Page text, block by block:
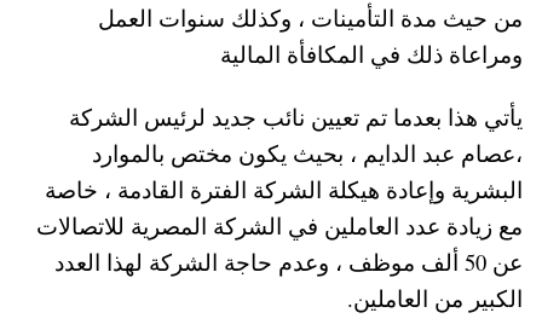
من حيث مدة التأمينات ، وكذلك سنوات العمل
ومراعاة ذلك في المكافأة المالية
يأتي هذا بعدما تم تعيين نائب جديد لرئيس الشركة
،عصام عبد الدايم ، بحيث يكون مختص بالموارد
البشرية وإعادة هيكلة الشركة الفترة القادمة ، خاصة
مع زيادة عدد العاملين في الشركة المصرية للاتصالات
عن 50 ألف موظف ، وعدم حاجة الشركة لهذا العدد
الكبير من العاملين.